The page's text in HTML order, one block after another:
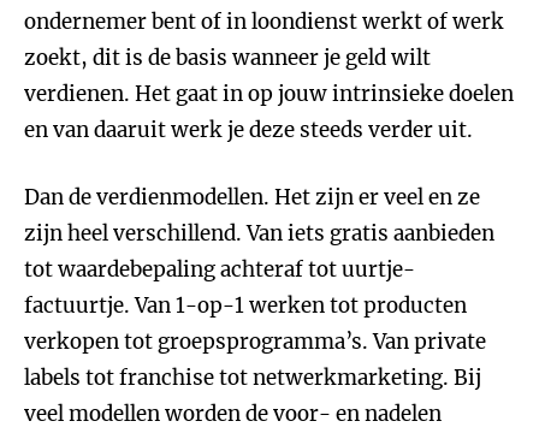
ondernemer bent of in loondienst werkt of werk
zoekt, dit is de basis wanneer je geld wilt
verdienen. Het gaat in op jouw intrinsieke doelen
en van daaruit werk je deze steeds verder uit.
Dan de verdienmodellen. Het zijn er veel en ze
zijn heel verschillend. Van iets gratis aanbieden
tot waardebepaling achteraf tot uurtje-
factuurtje. Van 1-op-1 werken tot producten
verkopen tot groepsprogramma’s. Van private
labels tot franchise tot netwerkmarketing. Bij
veel modellen worden de voor- en nadelen